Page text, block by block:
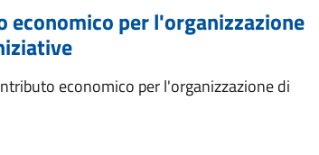
economico per l'organizzazione
economico per l'organizzazione di